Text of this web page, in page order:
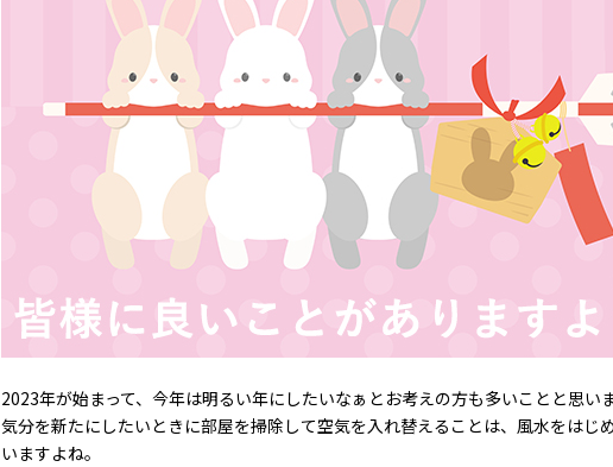
2023年が始まって、今年は明るい年にしたいなぁとお考えの方も多いことと思いま
気分を新たにしたいときに部屋を掃除して空気を入れ替えることは、風水をはじ
いますよね。